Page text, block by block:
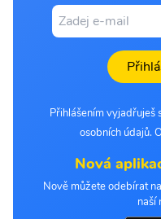
Přihlášením vyjadřuješ
osobních údajů.
Nová
Nově můžete odebírat
naší